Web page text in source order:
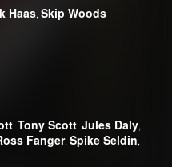
Haas,Skip Woods
,Tony Scott,Jules Daly,
Fanger,Spike Seldin,